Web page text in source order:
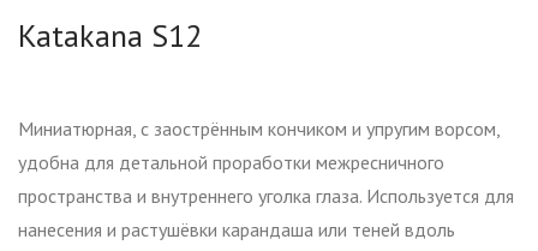
Katakana S12
Миниатюрная, с заострённым кончиком и упругим ворсом,
удобна для детальной проработки межресничного
пространства и внутреннего уголка глаза. Используется для
нанесения и растушёвки карандаша или теней вдоль